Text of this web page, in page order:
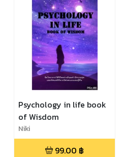
Psychology in life book
of Wisdom
Niki
99.00 ฿